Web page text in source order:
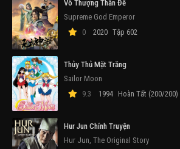
Vô Thượng Thần Đế
Supreme God Emperor
0
2020 Tập 602
Thủy Thủ Mặt Trăng
Sailor Moon
9.3
1994 Hoàn Tất (200/200)
Hur Jun Chính Truyện
Hur Jun, The Original Story